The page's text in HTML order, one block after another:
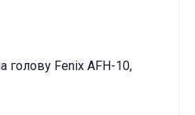
голову Fenix AFH-10,